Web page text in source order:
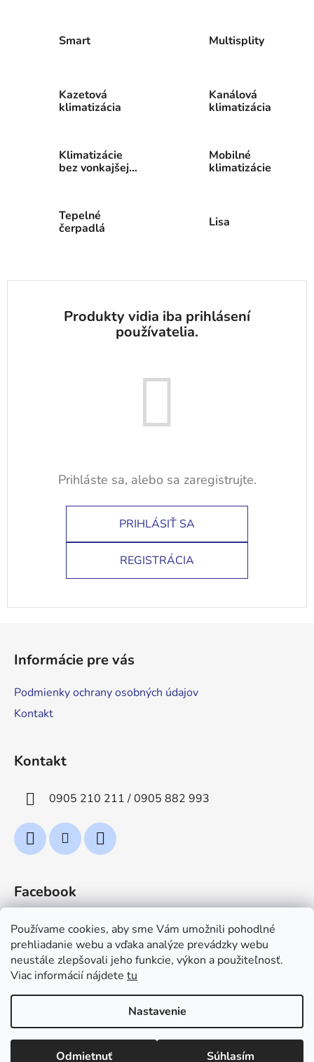
Používame cookies, aby sme Vám umožnili pohodlné
prehliadanie webu a vďaka analýze prevádzky webu
neustále zlepšovali jeho funkcie, výkon a použiteľnosť.
Viac informácií nájdete tu
Nastavenie
Odmietnuť Súhlasím
Smart Multisplity
Kazetová
klimatizácia
Kanálová
klimatizácia
Klimatizácie
bez vonkajšej
Mobilné
klimatizácie
Tepelné
čerpadlá
Lisa
PRIHLÁSIŤ SA
REGISTRÁCIA
Informácie pre vás
Podmienky ochrany osobných údajov
Kontakt
Kontakt
0905 210 211 / 0905 882 993
Facebook
TeploZima.sk
Vytvoril Shoptet